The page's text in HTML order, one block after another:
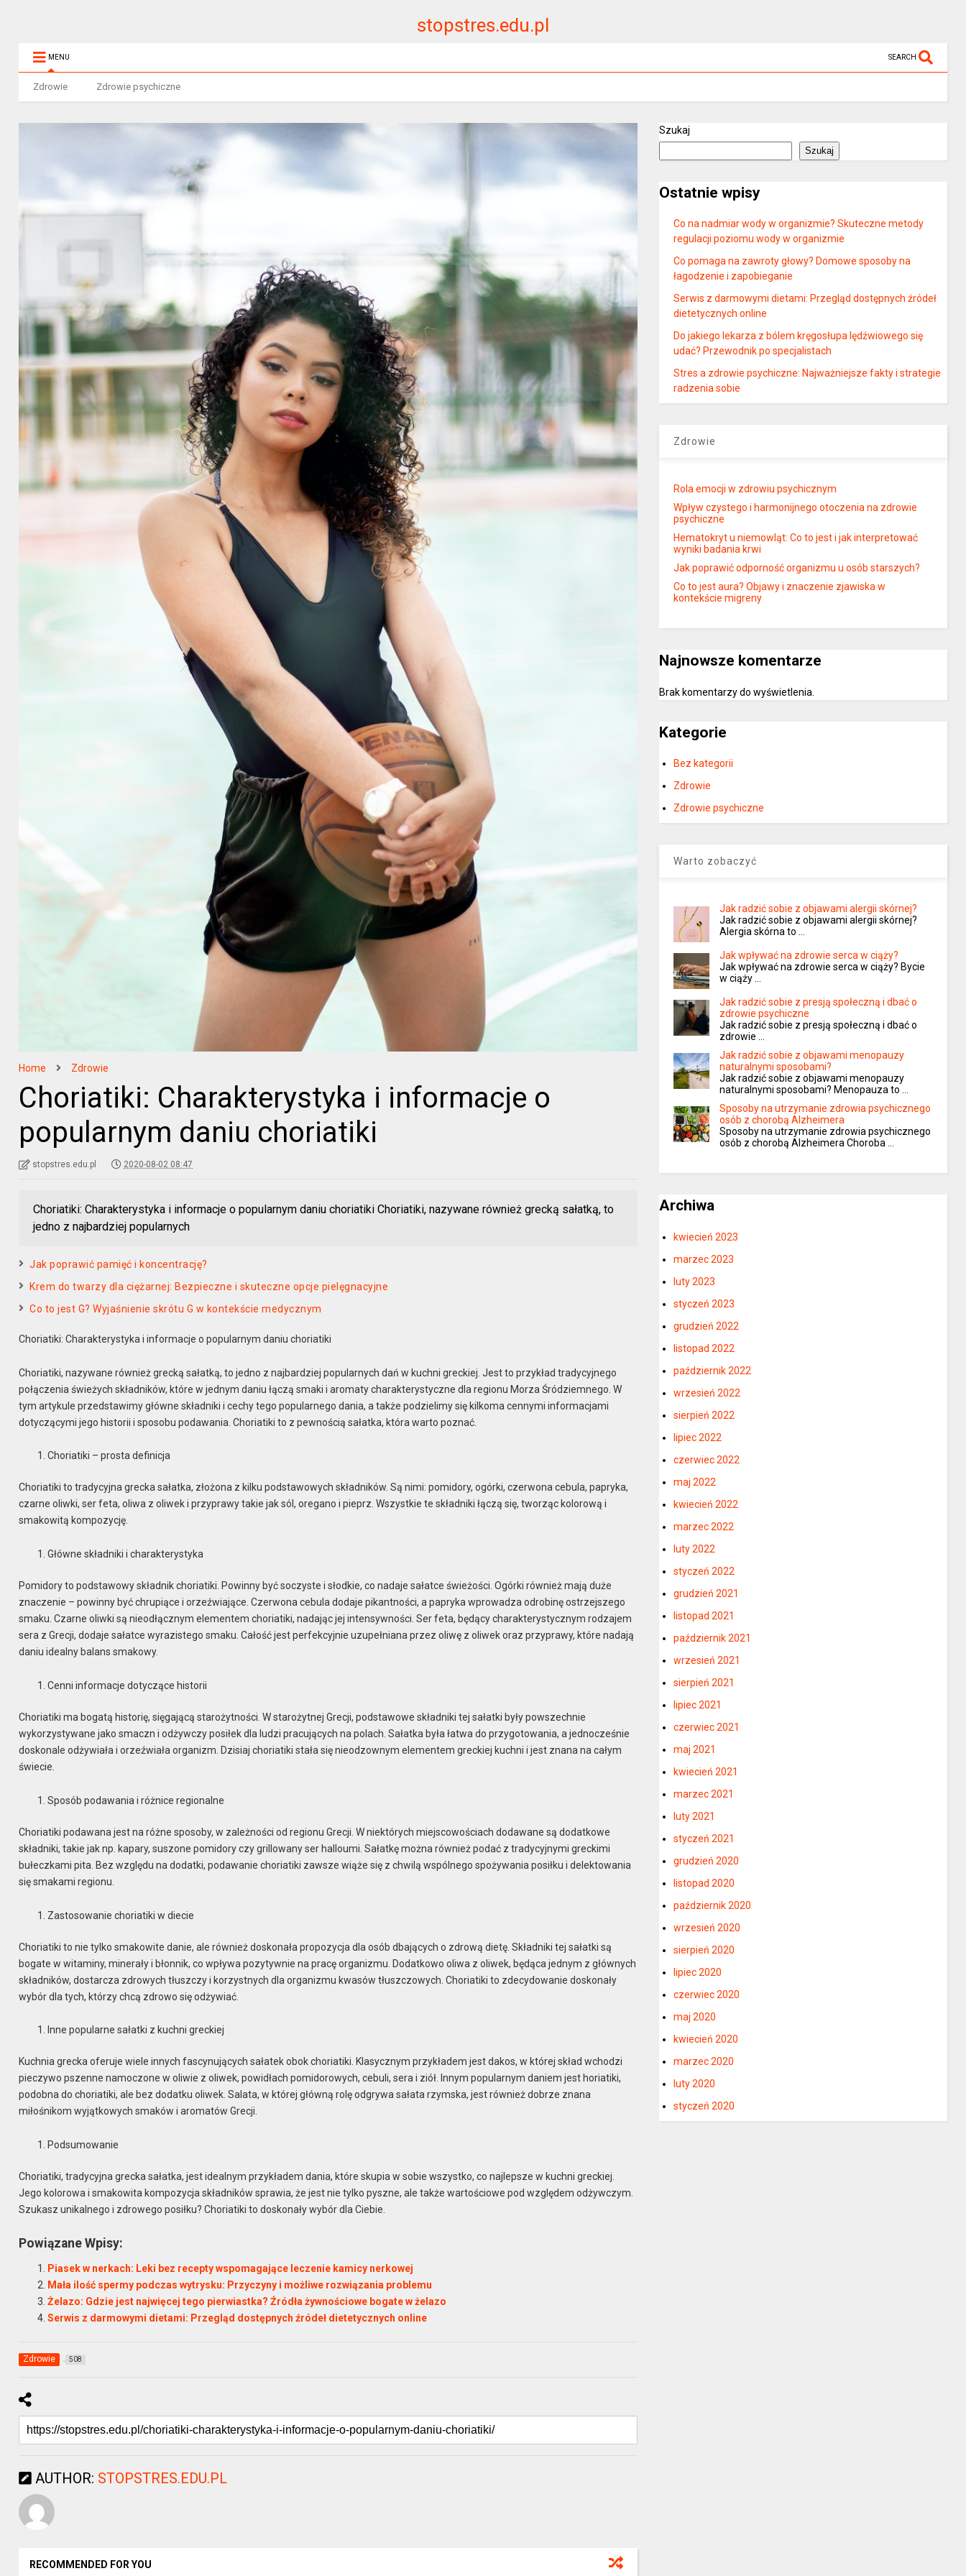
stopstres.edu.pl
MENU SEARCH
Zdrowie Zdrowie psychiczne
Home Zdrowie
Choriatiki: Charakterystyka i informacje o
popularnym daniu choriatiki
stopstres.edu.pl 2020-08-02 08:47
Choriatiki: Charakterystyka i informacje o popularnym daniu choriatiki Choriatiki, nazywane również grecką sałatką, to
jedno z najbardziej popularnych
Jak poprawić pamięć i koncentrację?
Krem do twarzy dla ciężarnej: Bezpieczne i skuteczne opcje pielęgnacyjne
Co to jest G? Wyjaśnienie skrótu G w kontekście medycznym
Choriatiki: Charakterystyka i informacje o popularnym daniu choriatiki
Choriatiki, nazywane również grecką sałatką, to jedno z najbardziej popularnych dań w kuchni greckiej. Jest to przykład tradycyjnego
połączenia świeżych składników, które w jednym daniu łączą smaki i aromaty charakterystyczne dla regionu Morza Śródziemnego. W
tym artykule przedstawimy główne składniki i cechy tego popularnego dania, a także podzielimy się kilkoma cennymi informacjami
dotyczącymi jego historii i sposobu podawania. Choriatiki to z pewnością sałatka, która warto poznać.
Choriatiki – prosta definicja
Choriatiki to tradycyjna grecka sałatka, złożona z kilku podstawowych składników. Są nimi: pomidory, ogórki, czerwona cebula, papryka,
czarne oliwki, ser feta, oliwa z oliwek i przyprawy takie jak sól, oregano i pieprz. Wszystkie te składniki łączą się, tworząc kolorową i
smakowitą kompozycję.
Główne składniki i charakterystyka
Pomidory to podstawowy składnik choriatiki. Powinny być soczyste i słodkie, co nadaje sałatce świeżości. Ogórki również mają duże
znaczenie – powinny być chrupiące i orzeźwiające. Czerwona cebula dodaje pikantności, a papryka wprowadza odrobinę ostrzejszego
smaku. Czarne oliwki są nieodłącznym elementem choriatiki, nadając jej intensywności. Ser feta, będący charakterystycznym rodzajem
sera z Grecji, dodaje sałatce wyrazistego smaku. Całość jest perfekcyjnie uzupełniana przez oliwę z oliwek oraz przyprawy, które nadają
daniu idealny balans smakowy.
Cenni informacje dotyczące historii
Choriatiki ma bogatą historię, sięgającą starożytności. W starożytnej Grecji, podstawowe składniki tej sałatki były powszechnie
wykorzystywane jako smaczn i odżywczy posiłek dla ludzi pracujących na polach. Sałatka była łatwa do przygotowania, a jednocześnie
doskonale odżywiała i orzeźwiała organizm. Dzisiaj choriatiki stała się nieodzownym elementem greckiej kuchni i jest znana na całym
świecie.
Sposób podawania i różnice regionalne
Choriatiki podawana jest na różne sposoby, w zależności od regionu Grecji. W niektórych miejscowościach dodawane są dodatkowe
składniki, takie jak np. kapary, suszone pomidory czy grillowany ser halloumi. Sałatkę można również podać z tradycyjnymi greckimi
bułeczkami pita. Bez względu na dodatki, podawanie choriatiki zawsze wiąże się z chwilą wspólnego spożywania posiłku i delektowania
się smakami regionu.
Zastosowanie choriatiki w diecie
Choriatiki to nie tylko smakowite danie, ale również doskonała propozycja dla osób dbających o zdrową dietę. Składniki tej sałatki są
bogate w witaminy, minerały i błonnik, co wpływa pozytywnie na pracę organizmu. Dodatkowo oliwa z oliwek, będąca jednym z głównych
składników, dostarcza zdrowych tłuszczy i korzystnych dla organizmu kwasów tłuszczowych. Choriatiki to zdecydowanie doskonały
wybór dla tych, którzy chcą zdrowo się odżywiać.
Inne popularne sałatki z kuchni greckiej
Kuchnia grecka oferuje wiele innych fascynujących sałatek obok choriatiki. Klasycznym przykładem jest dakos, w której skład wchodzi
pieczywo pszenne namoczone w oliwie z oliwek, powidłach pomidorowych, cebuli, sera i ziół. Innym popularnym daniem jest horiatiki,
podobna do choriatiki, ale bez dodatku oliwek. Salata, w której główną rolę odgrywa sałata rzymska, jest również dobrze znana
miłośnikom wyjątkowych smaków i aromatów Grecji.
Podsumowanie
Choriatiki, tradycyjna grecka sałatka, jest idealnym przykładem dania, które skupia w sobie wszystko, co najlepsze w kuchni greckiej.
Jego kolorowa i smakowita kompozycja składników sprawia, że jest nie tylko pyszne, ale także wartościowe pod względem odżywczym.
Szukasz unikalnego i zdrowego posiłku? Choriatiki to doskonały wybór dla Ciebie.
Powiązane Wpisy:
Piasek w nerkach: Leki bez recepty wspomagające leczenie kamicy nerkowej
Mała ilość spermy podczas wytrysku: Przyczyny i możliwe rozwiązania problemu
Żelazo: Gdzie jest najwięcej tego pierwiastka? Źródła żywnościowe bogate w żelazo
Serwis z darmowymi dietami: Przegląd dostępnych źródeł dietetycznych online
Zdrowie 508
AUTHOR: STOPSTRES.EDU.PL
RECOMMENDED FOR YOU
Szukaj
Szukaj
Ostatnie wpisy
Co na nadmiar wody w organizmie? Skuteczne metody
regulacji poziomu wody w organizmie
Co pomaga na zawroty głowy? Domowe sposoby na
łagodzenie i zapobieganie
Serwis z darmowymi dietami: Przegląd dostępnych źródeł
dietetycznych online
Do jakiego lekarza z bólem kręgosłupa lędźwiowego się
udać? Przewodnik po specjalistach
Stres a zdrowie psychiczne: Najważniejsze fakty i strategie
radzenia sobie
Zdrowie
Rola emocji w zdrowiu psychicznym
Wpływ czystego i harmonijnego otoczenia na zdrowie
psychiczne
Hematokryt u niemowląt: Co to jest i jak interpretować
wyniki badania krwi
Jak poprawić odporność organizmu u osób starszych?
Co to jest aura? Objawy i znaczenie zjawiska w
kontekście migreny
Najnowsze komentarze
Brak komentarzy do wyświetlenia.
Kategorie
Bez kategorii
Zdrowie
Zdrowie psychiczne
Warto zobaczyć
Jak radzić sobie z objawami alergii skórnej?
Jak radzić sobie z objawami alergii skórnej?
Alergia skórna to …
Jak wpływać na zdrowie serca w ciąży?
Jak wpływać na zdrowie serca w ciąży? Bycie
w ciąży …
Jak radzić sobie z presją społeczną i dbać o
zdrowie psychiczne
Jak radzić sobie z presją społeczną i dbać o
zdrowie …
Jak radzić sobie z objawami menopauzy
naturalnymi sposobami?
Jak radzić sobie z objawami menopauzy
naturalnymi sposobami? Menopauza to …
Sposoby na utrzymanie zdrowia psychicznego
osób z chorobą Alzheimera
Sposoby na utrzymanie zdrowia psychicznego
osób z chorobą Alzheimera Choroba …
Archiwa
kwiecień 2023
marzec 2023
luty 2023
styczeń 2023
grudzień 2022
listopad 2022
październik 2022
wrzesień 2022
sierpień 2022
lipiec 2022
czerwiec 2022
maj 2022
kwiecień 2022
marzec 2022
luty 2022
styczeń 2022
grudzień 2021
listopad 2021
październik 2021
wrzesień 2021
sierpień 2021
lipiec 2021
czerwiec 2021
maj 2021
kwiecień 2021
marzec 2021
luty 2021
styczeń 2021
grudzień 2020
listopad 2020
październik 2020
wrzesień 2020
sierpień 2020
lipiec 2020
czerwiec 2020
maj 2020
kwiecień 2020
marzec 2020
luty 2020
styczeń 2020